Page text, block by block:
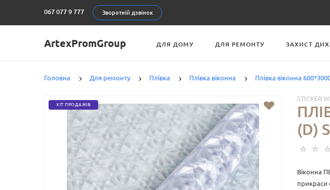
067 077 9 777 Зворотній дзвінок
ArtexPromGroup ДЛЯ ДОМУ ДЛЯ РЕМОНТУ ЗАХИСТ
Головна Для ремонту Плівка Плівка віконна Плівка віконна
ХІТ ПРОДАЖІВ
STICKER
(D)
Віконна
прикраси